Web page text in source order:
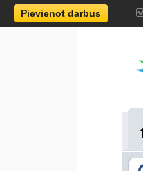
Pievienot darbus